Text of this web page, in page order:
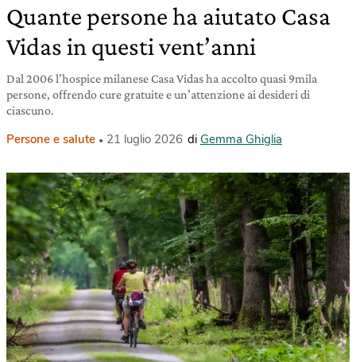
Quante persone ha aiutato Casa
Vidas in questi vent’anni
Dal 2006 l’hospice milanese Casa Vidas ha accolto quasi 9mila
persone, offrendo cure gratuite e un’attenzione ai desideri di
ciascuno.
Persone e salute 21 luglio 2026 di Gemma Ghiglia